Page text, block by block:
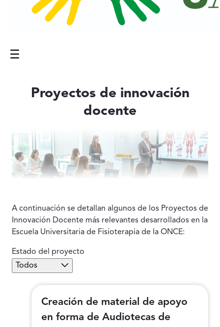
Proyectos de innovación
docente
A continuación se detallan algunos de los Proyectos de
Innovación Docente más relevantes desarrollados en la
Escuela Universitaria de Fisioterapia de la ONCE:
Estado del proyecto
Filtro de Estado
TodosFiltro Activo
Creación de material de apoyo
en forma de Audiotecas de